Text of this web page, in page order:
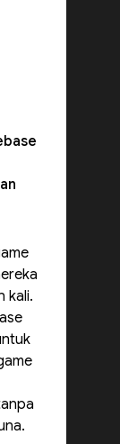
kali.